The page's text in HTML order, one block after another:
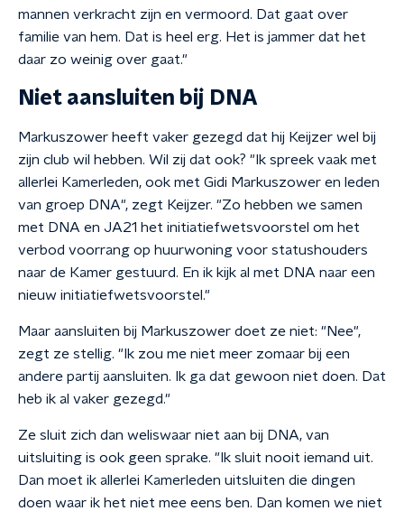
mannen verkracht zijn en vermoord. Dat gaat over
familie van hem. Dat is heel erg. Het is jammer dat het
daar zo weinig over gaat."
Niet aansluiten bij DNA
Markuszower heeft vaker gezegd dat hij Keijzer wel bij
zijn club wil hebben. Wil zij dat ook? "Ik spreek vaak met
allerlei Kamerleden, ook met Gidi Markuszower en leden
van groep DNA", zegt Keijzer. "Zo hebben we samen
met DNA en JA21 het initiatiefwetsvoorstel om het
verbod voorrang op huurwoning voor statushouders
naar de Kamer gestuurd. En ik kijk al met DNA naar een
nieuw initiatiefwetsvoorstel."
Maar aansluiten bij Markuszower doet ze niet: "Nee",
zegt ze stellig. "Ik zou me niet meer zomaar bij een
andere partij aansluiten. Ik ga dat gewoon niet doen. Dat
heb ik al vaker gezegd."
Ze sluit zich dan weliswaar niet aan bij DNA, van
uitsluiting is ook geen sprake. "Ik sluit nooit iemand uit.
Dan moet ik allerlei Kamerleden uitsluiten die dingen
doen waar ik het niet mee eens ben. Dan komen we niet